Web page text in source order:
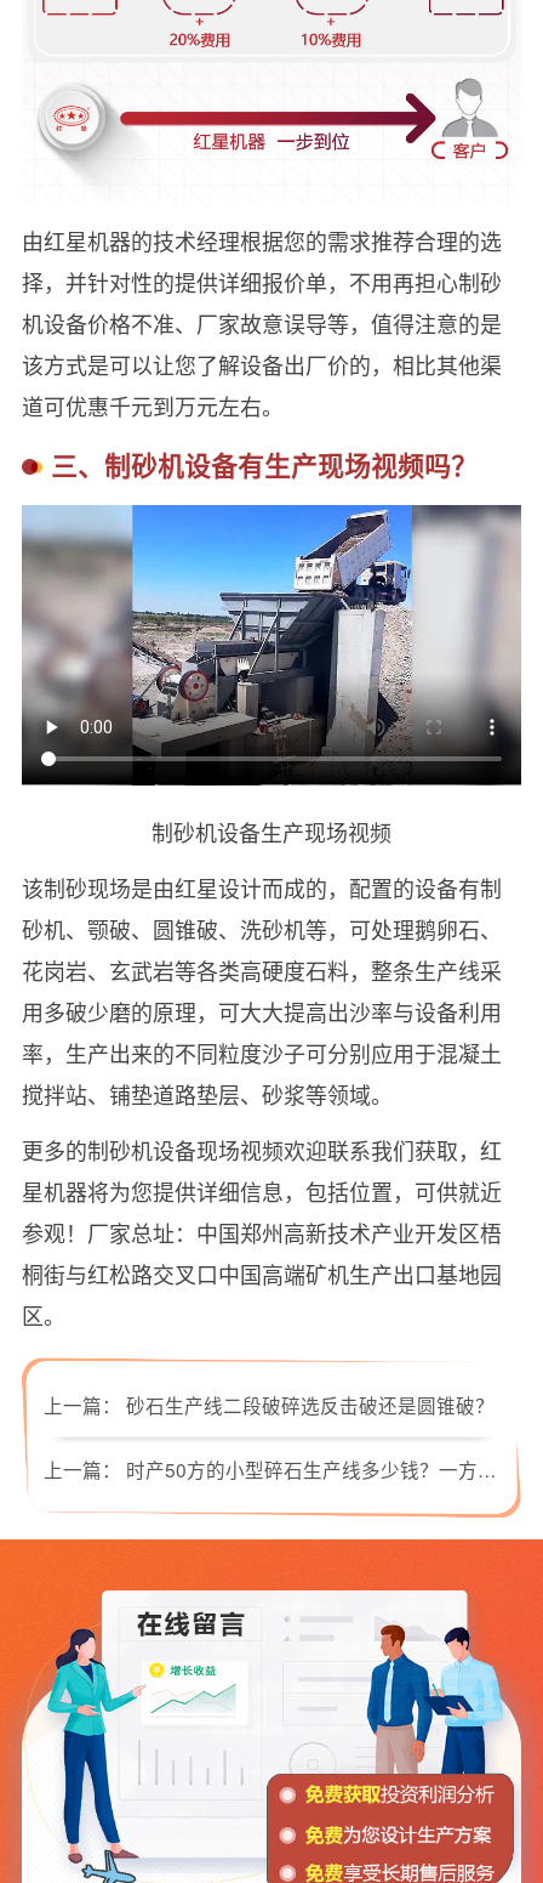
由红星机器的技术经理根据您的需求推荐合理的选
择，并针对性的提供详细报价单，不用再担心制砂
机设备价格不准、厂家故意误导等，值得注意的是
该方式是可以让您了解设备出厂价的，相比其他渠
道可优惠千元到万元左右。
三、制砂机设备有生产现场视频吗？
制砂机设备生产现场视频
该制砂现场是由红星设计而成的，配置的设备有制
砂机、颚破、圆锥破、洗砂机等，可处理鹅卵石、
花岗岩、玄武岩等各类高硬度石料，整条生产线采
用多破少磨的原理，可大大提高出沙率与设备利用
率，生产出来的不同粒度沙子可分别应用于混凝土
搅拌站、铺垫道路垫层、砂浆等领域。
更多的制砂机设备现场视频欢迎联系我们获取，红
星机器将为您提供详细信息，包括位置，可供就近
参观！厂家总址：中国郑州高新技术产业开发区梧
桐街与红松路交叉口中国高端矿机生产出口基地园
区。
上一篇： 砂石生产线二段破碎选反击破还是圆锥破？
上一篇： 时产50方的小型碎石生产线多少钱？一方石头等于多少吨？